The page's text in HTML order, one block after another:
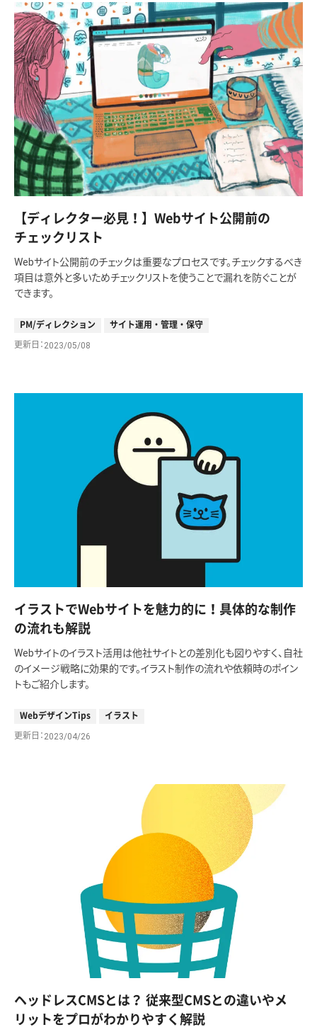
【ディレクター必見！】Webサイト公開前の
チェックリスト
Webサイト公開前のチェックは重要なプロセスです。チェックするべき
項目は意外と多いためチェックリストを使うことで漏れを防ぐことが
できます。
PM/ディレクション サイト運用・管理・保守
更新日 2023/05/08
イラストでWebサイトを魅力的に！具体的な制作
の流れも解説
Webサイトのイラスト活用は他社サイトとの差別化も図りやすく、自社
のイメージ戦略に効果的です。イラスト制作の流れや依頼時のポイン
トもご紹介します。
WebデザインTips イラスト
更新日 2023/04/26
ヘッドレスCMSとは？ 従来型CMSとの違いやメ
リットをプロがわかりやすく解説